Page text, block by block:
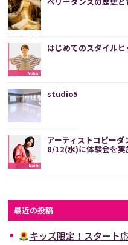
はじめてのスタイルヒ
studio5
アーティストコピー
8/12(水)に体験会を実
最近の投稿
キッズ限定！スタート